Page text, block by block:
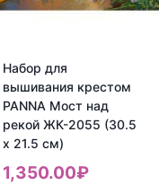
Набор для
вышивания крестом
PANNA Мост над
рекой ЖК-2055 (30.5
x 21.5 см)
1,350.00₽